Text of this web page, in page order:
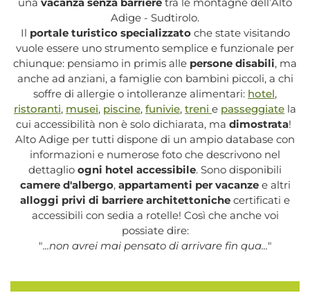
Adige - Sudtirolo.
Il portale turistico specializzatoche state visitando
vuole essere uno strumento semplice e funzionale per
chiunque: pensiamo in primis alle persone disabili, ma
anche ad anziani, a famiglie con bambini piccoli, a chi
soffre di allergie o intolleranze alimentari: hotel,
ristoranti, musei, piscine, funivie, treni e passeggiate la
cui accessibilità non è solo dichiarata, ma dimostrata!
Alto Adige per tutti dispone di un ampio database con
informazioni e numerose foto che descrivono nel
dettaglio ogni hotel accessibile. Sono disponibili
camere d'albergo, appartamenti per vacanzee altri
alloggi privi di barriere architettoniche certificati e
accessibili con sedia a rotelle! Così che anche voi
possiate dire:
"...non avrei mai pensato di arrivare fin qua..."